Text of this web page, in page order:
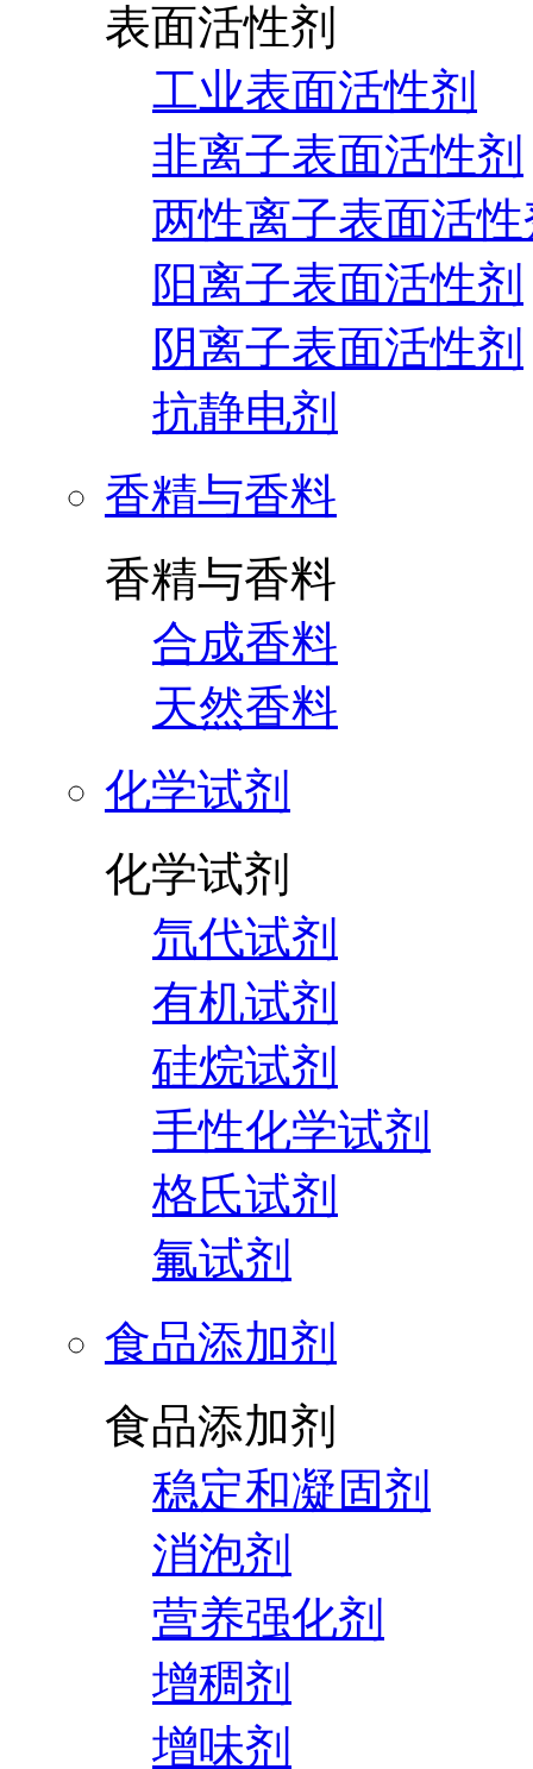
表面活性剂
工业表面活性剂
非离子表面活性剂
两性离子表面活
阳离子表面活性剂
阴离子表面活性剂
抗静电剂
香精与香料
香精与香料
合成香料
天然香料
化学试剂
化学试剂
氘代试剂
有机试剂
硅烷试剂
手性化学试剂
格氏试剂
氟试剂
食品添加剂
食品添加剂
稳定和凝固剂
消泡剂
营养强化剂
增稠剂
增味剂